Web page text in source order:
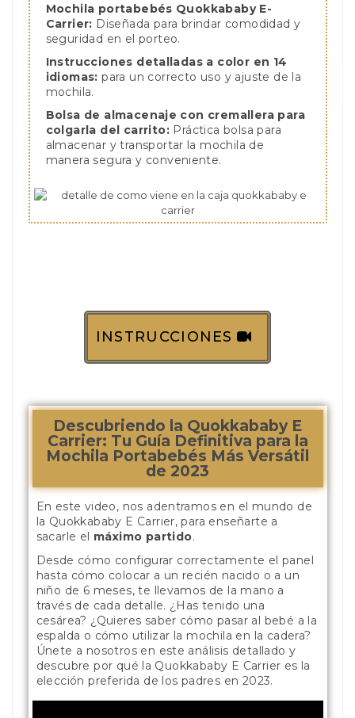
Mochila portabebés Quokkababy E-
Carrier: Diseñada para brindar comodidad y
seguridad en el porteo.
Instrucciones detalladas a color en 14
idiomas: para un correcto uso y ajuste de la
mochila.
Bolsa de almacenaje con cremallera para
colgarla del carrito:Práctica bolsa para
almacenar y transportar la mochila de
manera segura y conveniente.
INSTRUCCIONES
Descubriendo la Quokkababy E
Carrier: Tu Guía Definitiva para la
Mochila Portabebés Más Versátil
de 2023
En este video, nos adentramos en el mundo de
la Quokkababy E Carrier, para enseñarte a
sacarle el máximo partido.
Desde cómo configurar correctamente el panel
hasta cómo colocar a un recién nacido o a un
niño de 6 meses, te llevamos de la mano a
través de cada detalle. ¿Has tenido una
cesárea? ¿Quieres saber cómo pasar al bebé a la
espalda o cómo utilizar la mochila en la cadera?
Únete a nosotros en este análisis detallado y
descubre por qué la Quokkababy E Carrier es la
elección preferida de los padres en 2023.